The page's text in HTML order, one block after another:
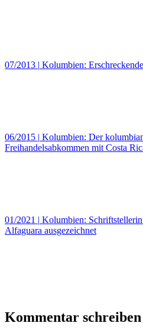
07/2013 | Kolumbien:
06/2015 | Kolumbien: Der
Freihandelsabkommen mit Costa
01/2021 | Kolumbien:
Alfaguara ausgezeichnet
Kommentar schreiben